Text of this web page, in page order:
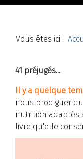
Vous êtes ici :
41 préjugés...
Il y a quelque
nous prodiguer
nutrition adaptés
livre qu'elle